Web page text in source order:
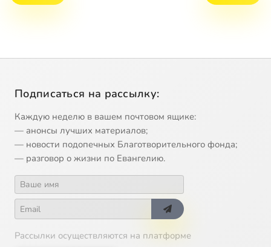
Подписаться на рассылку:
Каждую неделю в вашем почтовом ящике:
— анонсы лучших материалов;
— новости подопечных Благотворительного фонда;
— разговор о жизни по Евангелию.
Рассылки осуществляются на платформе